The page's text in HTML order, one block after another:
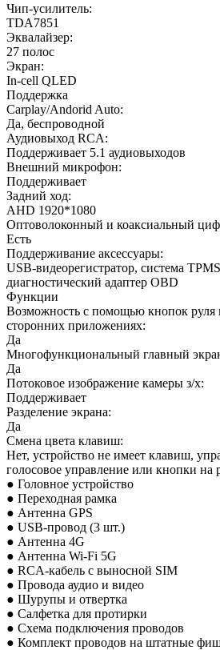
Чип-усилитель:
TDA7851
Эквалайзер:
27 полос
Экран:
In-cell QLED
Поддержка
Carplay/Andorid Auto:
Да, беспроводной
Аудиовыход RCA:
Поддерживает 5.1 аудиовыходов
Внешний микрофон:
Поддерживает
Задний ход:
AHD 1920*1080
Оптоволоконный и коаксиальный
Есть
Поддерживание аксессуары:
USB-видеорегистратор, система
диагностический адаптер OBD
Функции
Возможность с помощью кнопок руля
сторонних приложениях:
Да
Многофункциональный главный
Да
Потоковое изображение камеры з/х:
Поддерживает
Разделение экрана:
Да
Смена цвета клавиш:
Нет, устройство не имеет клавиш,
голосовое управление или кнопки на
● Головное устройство
● Переходная рамка
● Антенна GPS
● USB-провод (3 шт.)
● Антенна 4G
● Антенна Wi-Fi 5G
● RCA-кабель с выносной SIM
● Провода аудио и видео
● Шурупы и отвертка
● Салфетка для протирки
● Схема подключения проводов
● Комплект проводов на штатные